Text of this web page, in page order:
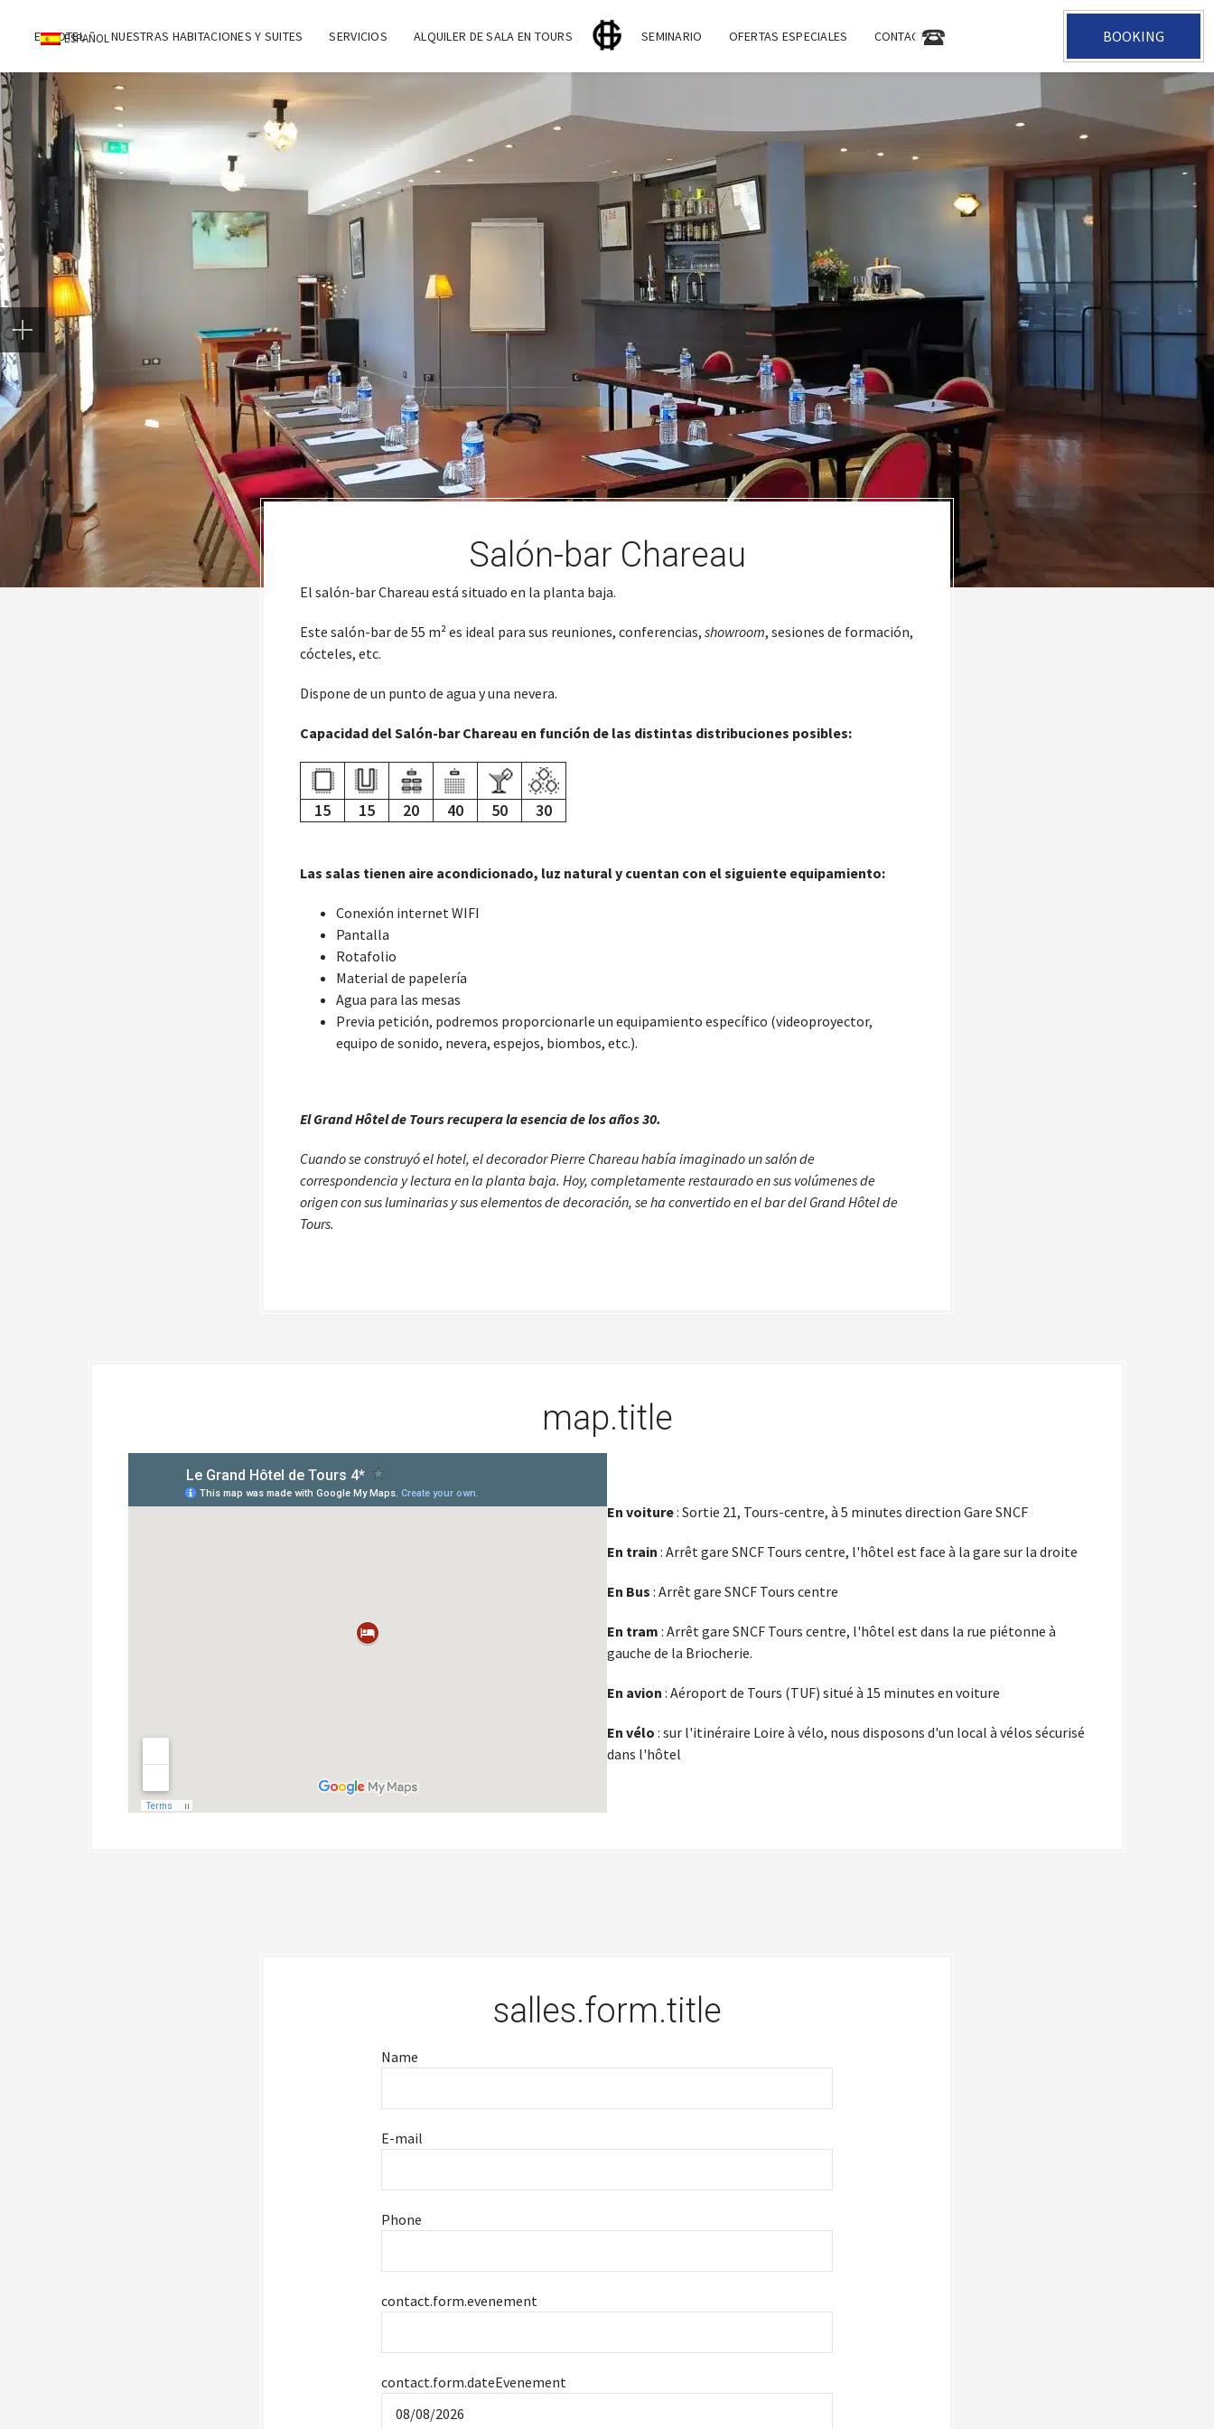
EL HOTEL NUESTRAS HABITACIONES Y SUITES SERVICIOS ALQUILER DE SALA EN TOURS SEMINARIO OFERTAS ESPECIALES CONTACTO
ESPAÑOL BOOKING
Salón-bar Chareau
El salón-bar Chareau está situado en la planta baja.
Este salón-bar de 55 m² es ideal para sus reuniones, conferencias, showroom, sesiones de formación,
cócteles, etc.
Dispone de un punto de agua y una nevera.
Capacidad del Salón-bar Chareau en función de las distintas distribuciones posibles:
15 15 20 40 50 30
Las salas tienen aire acondicionado, luz natural y cuentan con el siguiente equipamiento:
Conexión internet WIFI
Pantalla
Rotafolio
Material de papelería
Agua para las mesas
Previa petición, podremos proporcionarle un equipamiento específico (videoproyector,
equipo de sonido, nevera, espejos, biombos, etc.).
El Grand Hôtel de Tours recupera la esencia de los años 30.
Cuando se construyó el hotel, el decorador Pierre Chareau había imaginado un salón de
correspondencia y lectura en la planta baja. Hoy, completamente restaurado en sus volúmenes de
origen con sus luminarias y sus elementos de decoración, se ha convertido en el bar del Grand Hôtel de
Tours.
map.title
En voiture: Sortie 21, Tours-centre, à 5 minutes direction Gare SNCF
En train : Arrêt gare SNCF Tours centre, l'hôtel est face à la gare sur la droite
En Bus : Arrêt gare SNCF Tours centre
En tram : Arrêt gare SNCF Tours centre, l'hôtel est dans la rue piétonne à
gauche de la Briocherie.
En avion : Aéroport de Tours (TUF) situé à 15 minutes en voiture
En vélo : sur l'itinéraire Loire à vélo, nous disposons d'un local à vélos sécurisé
dans l'hôtel
salles.form.title
Name
E-mail
Phone
contact.form.evenement
contact.form.dateEvenement